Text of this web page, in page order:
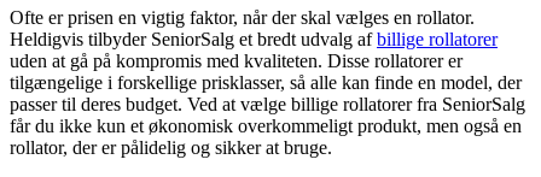
Ofte er prisen en vigtig faktor, når der skal vælges en rollator.
Heldigvis tilbyder SeniorSalg et bredt udvalg afbillige rollatorer
uden at gå på kompromis med kvaliteten. Disse rollatorer er
tilgængelige i forskellige prisklasser, så alle kan finde en model, der
passer til deres budget. Ved at vælge billige rollatorer fra SeniorSalg
får du ikke kun et økonomisk overkommeligt produkt, men også en
rollator, der er pålidelig og sikker at bruge.